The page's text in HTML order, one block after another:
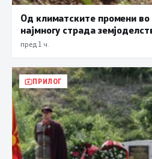
Од климатските промени
најмногу страда
пред 1 ч.
ПРИЛОГ